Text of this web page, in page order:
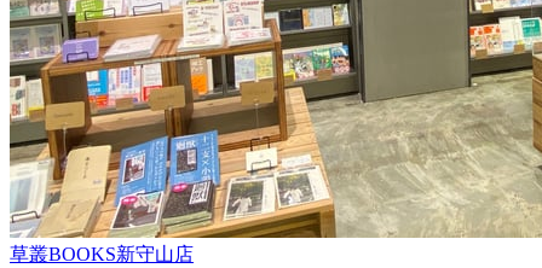
草叢BOOKS新守山店